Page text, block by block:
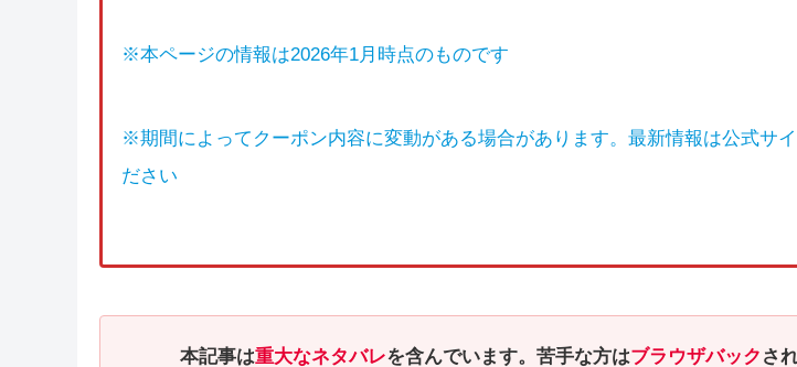
※本ページの情報は2026年1月時点のものです
※期間によってクーポン内容に変動がある場合があります。最新情報は公式サイ
ださい
本記事は重大なネタバレを含んでいます。苦手な方はブラウザバック さ